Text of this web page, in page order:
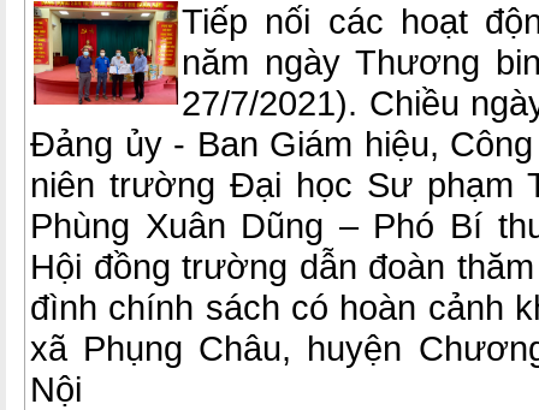
Tiếp nối các hoạt
năm ngày Thương
27/7/2021). Chiều
Đảng ủy - Ban Giám hiệu,
niên trường Đại học Sư phạm
Phùng Xuân Dũng – Phó Bí
Hội đồng trường dẫn đoàn
đình chính sách có hoàn cảnh
xã Phụng Châu, huyện
Nội